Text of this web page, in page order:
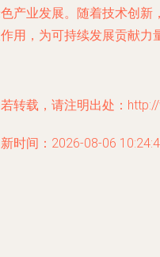
产业发展。随着技术创新
用，为可持续发展贡献力
转载，请注明出处：
时间：2026-08-06